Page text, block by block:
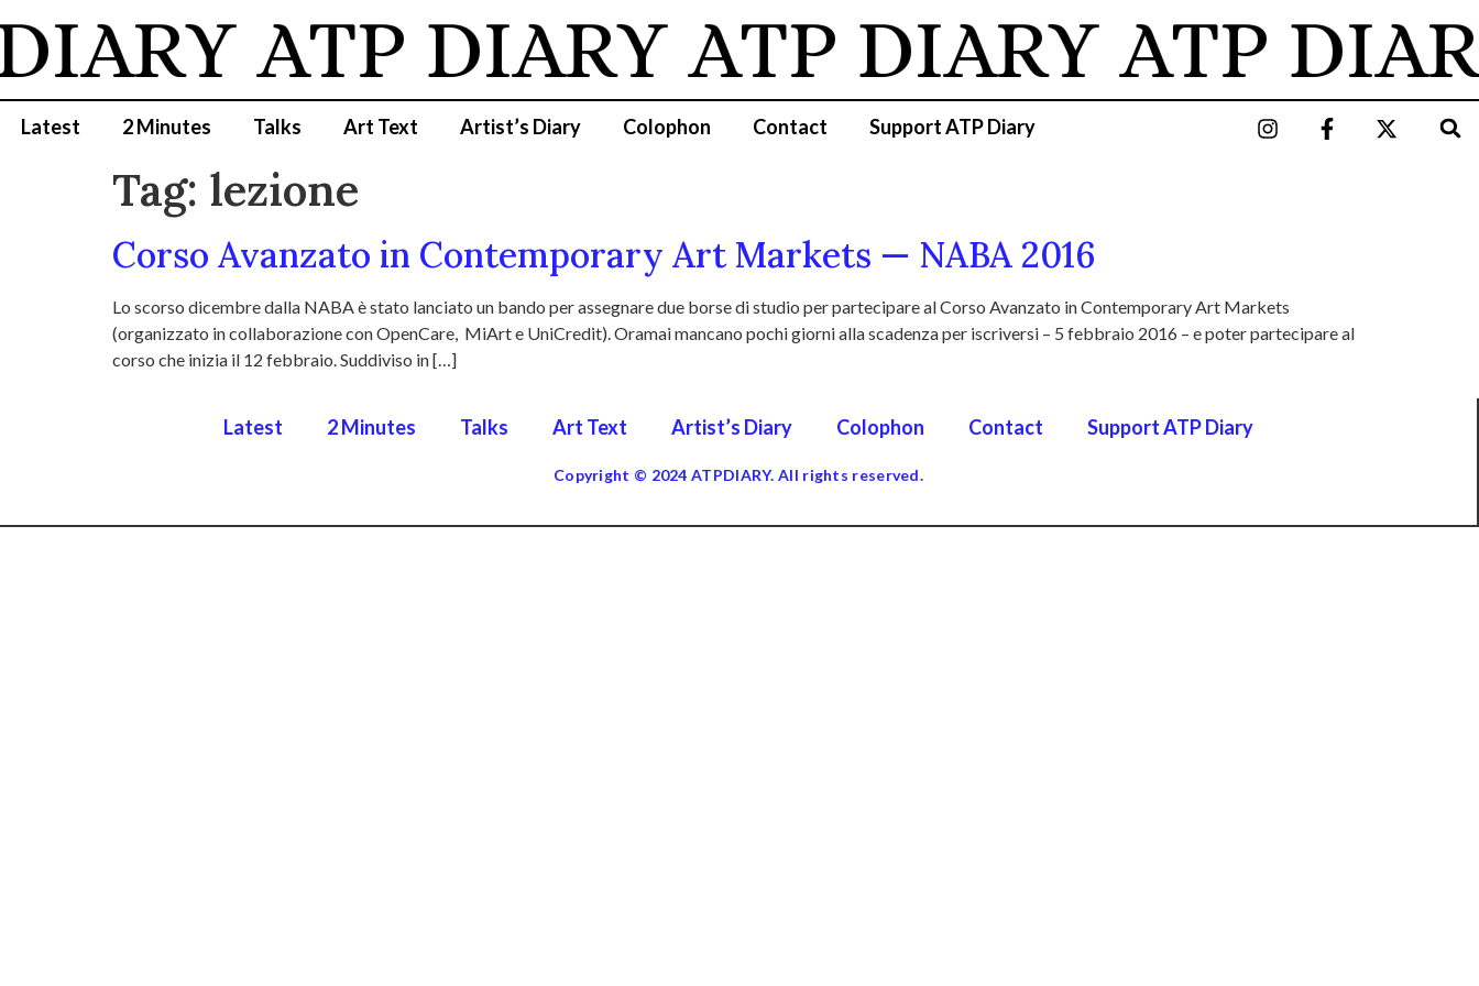
ATP DIARY ATP DIARY ATP
Latest 2 Minutes Talks Art Text Artist’s Diary Colophon Contact Support ATP Diary
Tag: lezione
Corso Avanzato in Contemporary Art Markets — NABA 2016
Lo scorso dicembre dalla NABA è stato lanciato un bando per assegnare due borse di studio per partecipare al Corso Avanzato in Contemporary Art Markets
(organizzato in collaborazione con OpenCare, MiArt e UniCredit). Oramai mancano pochi giorni alla scadenza per iscriversi – 5 febbraio 2016 – e poter partecipare al
corso che inizia il 12 febbraio. Suddiviso in […]
Latest 2 Minutes Talks Art Text Artist’s Diary Colophon Contact Support ATP Diary
Copyright © 2024 ATPDIARY. All rights reserved.